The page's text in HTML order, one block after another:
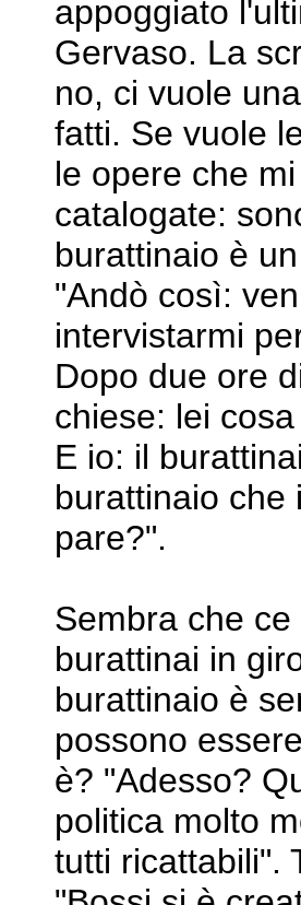
appoggiato
Gervaso. La
no, ci vuole
fatti. Se vuole
le opere che
catalogate:
burattinaio è
"Andò così:
intervistarmi
Dopo due ore
chiese: lei
E io: il
burattinaio che
pare?".
Sembra che
burattinai in
burattinaio è
possono
è? "Adesso?
politica molto
tutti ricattabili".